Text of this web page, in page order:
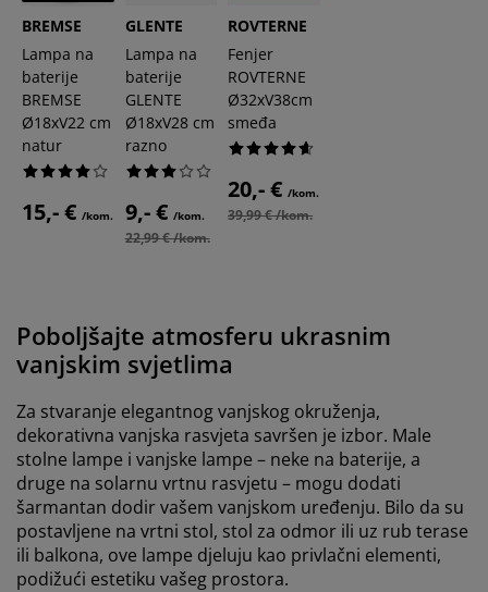
BREMSE
Lampa na
baterije
BREMSE
Ø18xV22 cm
natur
15,- € /kom.
GLENTE
Lampa na
baterije
GLENTE
Ø18xV28 cm
razno
9,- € /kom.
22,99 € /kom.
ROVTERNE
Fenjer
ROVTERNE
Ø32xV38cm
smeđa
20,- € /kom.
39,99 € /kom.
Poboljšajte atmosferu ukrasnim
vanjskim svjetlima
Za stvaranje elegantnog vanjskog okruženja,
dekorativna vanjska rasvjeta savršen je izbor. Male
stolne lampe i vanjske lampe – neke na baterije, a
druge na solarnu vrtnu rasvjetu – mogu dodati
šarmantan dodir vašem vanjskom uređenju. Bilo da su
postavljene na vrtni stol, stol za odmor ili uz rub terase
ili balkona, ove lampe djeluju kao privlačni elementi,
podižući estetiku vašeg prostora.